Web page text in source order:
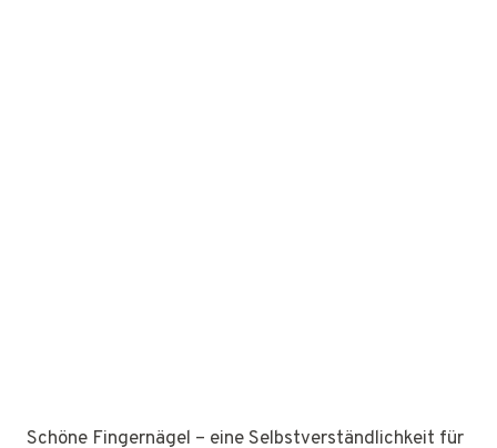
Schöne Fingernägel – eine Selbstverständlichkeit für